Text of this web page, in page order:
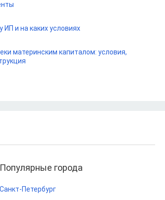
ИП и на каких условиях
материнским капиталом: условия,
Популярные города
Санкт-Петербург